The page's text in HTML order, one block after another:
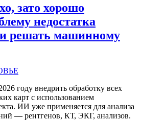
зато хорошо
недостатка
решать машинному
году внедрить обработку всех
карт с использованием
ИИ уже применяется для анализа
— рентгенов, КТ, ЭКГ, анализов.